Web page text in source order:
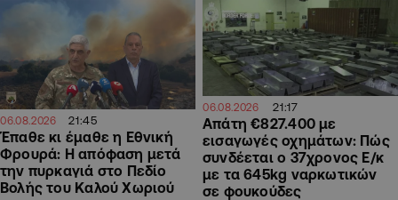
06.08.2026 21:45
Έπαθε κι έμαθε η Εθνική
Φρουρά: Η απόφαση μετά
την πυρκαγιά στο Πεδίο
Βολής του Καλού Χωριού
06.08.2026 21:17
Απάτη €827.400 με
εισαγωγές οχημάτων: Πώς
συνδέεται ο 37χρονος Ε/κ
με τα 645kg ναρκωτικών
σε φουκούδες